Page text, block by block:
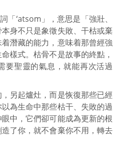
「‘atsom」，意思是「強壯、
身不只是象徵失敗、干枯或棄
潛藏的能力，意味着那曾經強
樣式。枯骨不是故事的終點，
要聖靈的氣息，就能再次活過
另起爐灶，而是恢復那些已經
為生命中那些枯干、失敗的過
中，它們卻可能成為更新的根
了你，就不會棄你不用，轉去